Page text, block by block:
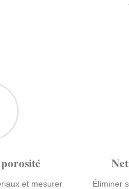
et mesurer
Éliminer